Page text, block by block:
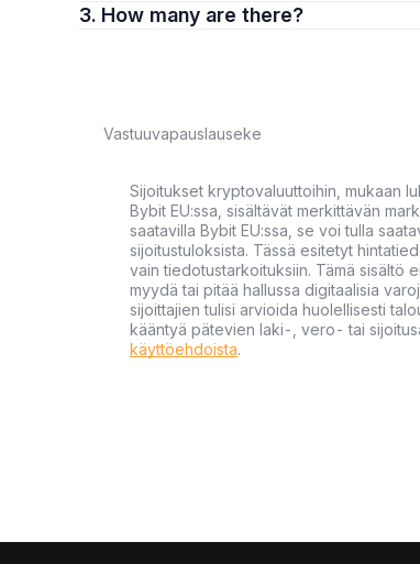
3. How many are there?
Vastuuvapauslauseke
Sijoitukset kryptovaluuttoihin, mukaan
Bybit EU:ssa, sisältävät merkittävän
saatavilla Bybit EU:ssa, se voi tulla
sijoitustuloksista. Tässä esitetyt
vain tiedotustarkoituksiin. Tämä sisältö
myydä tai pitää hallussa digitaalisia
sijoittajien tulisi arvioida huolellisesti
kääntyä pätevien laki-, vero- tai
käyttöehdoista.